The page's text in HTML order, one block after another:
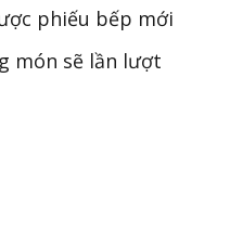
phiếu bếp mới
món sẽ lần lượt